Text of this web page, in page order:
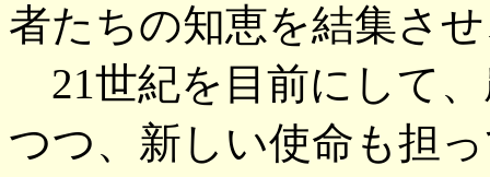
者たちの知恵を結集さ
21世紀を目前にして
つつ、新しい使命も担